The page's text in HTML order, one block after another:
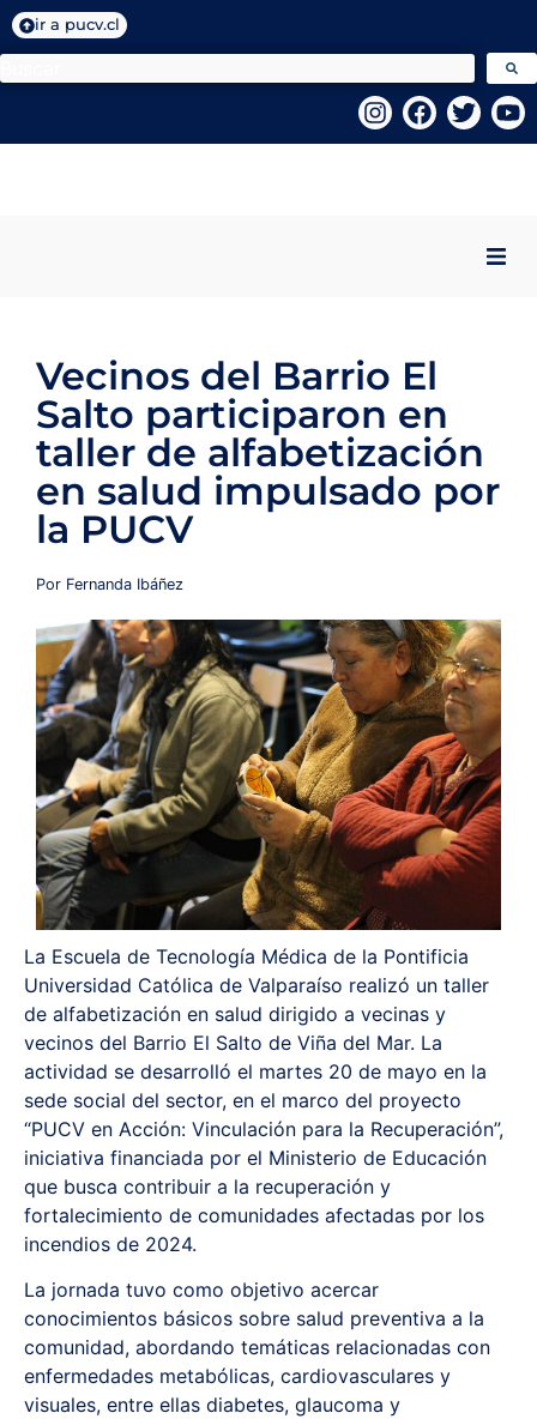
ir a pucv.cl
Quiénes Somos
Programas VcM
Centros PUCV
Fondo Concursable
Recursos
Contáctanos
Vecinos del Barrio El
Salto participaron en
taller de alfabetización
en salud impulsado por
la PUCV
Por Fernanda Ibáñez
La Escuela de Tecnología Médica de la Pontificia
Universidad Católica de Valparaíso realizó un taller
de alfabetización en salud dirigido a vecinas y
vecinos del Barrio El Salto de Viña del Mar. La
actividad se desarrolló el martes 20 de mayo en la
sede social del sector, en el marco del proyecto
“PUCV en Acción: Vinculación para la Recuperación”,
iniciativa financiada por el Ministerio de Educación
que busca contribuir a la recuperación y
fortalecimiento de comunidades afectadas por los
incendios de 2024.
La jornada tuvo como objetivo acercar
conocimientos básicos sobre salud preventiva a la
comunidad, abordando temáticas relacionadas con
enfermedades metabólicas, cardiovasculares y
visuales, entre ellas diabetes, glaucoma y